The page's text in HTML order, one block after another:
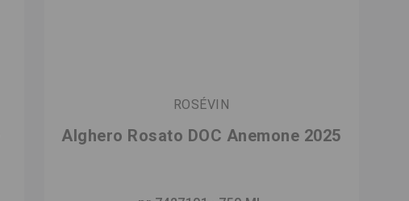
ROSÉVIN
Alghero Rosato DOC Anemone 2025